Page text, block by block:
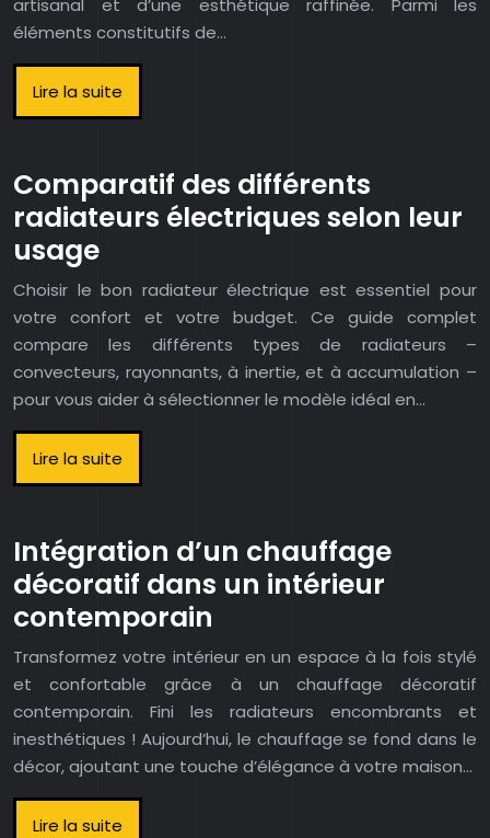
artisanal et d’une esthétique raffinée. Parmi les
éléments constitutifs de…
Lire la suite
Comparatif des différents
radiateurs électriques selon leur
usage
Choisir le bon radiateur électrique est essentiel pour
votre confort et votre budget. Ce guide complet
compare les différents types de radiateurs –
convecteurs, rayonnants, à inertie, et à accumulation –
pour vous aider à sélectionner le modèle idéal en…
Lire la suite
Intégration d’un chauffage
décoratif dans un intérieur
contemporain
Transformez votre intérieur en un espace à la fois stylé
et confortable grâce à un chauffage décoratif
contemporain. Fini les radiateurs encombrants et
inesthétiques ! Aujourd’hui, le chauffage se fond dans le
décor, ajoutant une touche d’élégance à votre maison…
Lire la suite